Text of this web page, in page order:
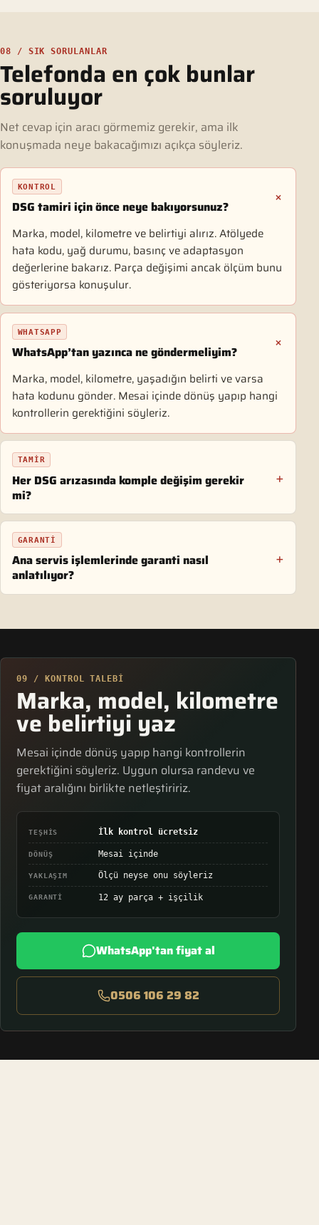
08 / SIK SORULANLAR
Telefonda en çok bunlar
soruluyor
Net cevap için aracı görmemiz gerekir, ama ilk
konuşmada neye bakacağımızı açıkça söyleriz.
KONTROL
DSG tamiri için önce neye bakıyorsunuz?
Marka, model, kilometre ve belirtiyi alırız. Atölyede
hata kodu, yağ durumu, basınç ve adaptasyon
değerlerine bakarız. Parça değişimi ancak ölçüm bunu
gösteriyorsa konuşulur.
WHATSAPP
WhatsApp’tan yazınca ne göndermeliyim?
Marka, model, kilometre, yaşadığın belirti ve varsa
hata kodunu gönder. Mesai içinde dönüş yapıp hangi
kontrollerin gerektiğini söyleriz.
TAMIR
Her DSG arızasında komple değişim gerekir
mi?
GARANTI
Ana servis işlemlerinde garanti nasıl
anlatılıyor?
09 / KONTROL TALEBI
Marka, model, kilometre
ve belirtiyi yaz
Mesai içinde dönüş yapıp hangi kontrollerin
gerektiğini söyleriz. Uygun olursa randevu ve
fiyat aralığını birlikte netleştiririz.
TEŞHIS İlk kontrol ücretsiz
DÖNÜŞ Mesai içinde
YAKLAŞIM Ölçü neyse onu söyleriz
GARANTI 12 ay parça + işçilik
WhatsApp'tan fiyat al
0506 106 29 82